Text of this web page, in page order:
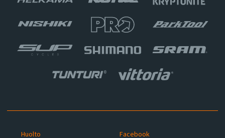
Huolto Facebook